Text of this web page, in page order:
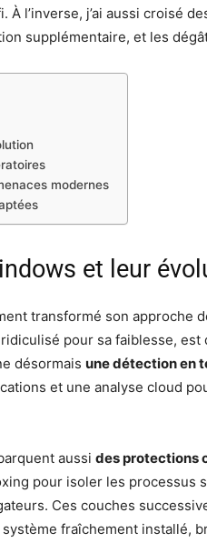
l’inverse, j’ai aussi croisé
supplémentaire, et les
modernes
et leur
transformé son approche
pour sa faiblesse, est
désormais une détection en
et une analyse cloud
aussi des protections
pour isoler les processus
Ces couches
fraîchement installé,